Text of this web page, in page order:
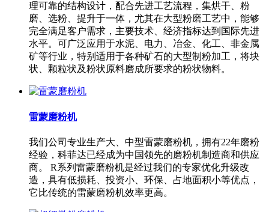
理可靠的结构设计，配合先进工艺流程，集烘干、粉
磨、选粉、提升于一体，尤其在大型粉磨工艺中，能够
完全满足客户需求，主要技术、经济指标达到国际先进
水平。可广泛应用于水泥、电力、冶金、化工、非金属
矿等行业，特别适用于各种矿石的大型制粉加工，将块
状、颗粒状及粉状原料磨成所要求的粉状物料。
雷蒙磨粉机
我们公司专业生产大、中型雷蒙磨粉机，拥有22年磨粉
经验，科菲达已经成为中国领先的磨粉机制造商和供应
商。 R系列雷蒙磨粉机是经过我们的专家优化升级改
造，具有低损耗、投资小、环保、占地面积小等优点，
它比传统的雷蒙磨粉机效率更高。